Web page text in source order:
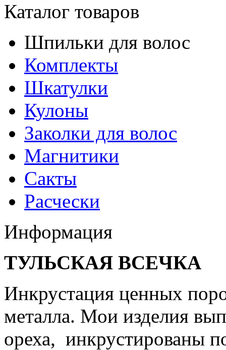
Каталог товаров
Шпильки для волос
Комплекты
Шкатулки
Кулоны
Заколки для волос
Магнитики
Сакты
Расчески
Информация
ТУЛЬСКАЯ ВСЕЧКА
Инкрустация ценных
металла. Мои изделия
ореха, инкрустированы